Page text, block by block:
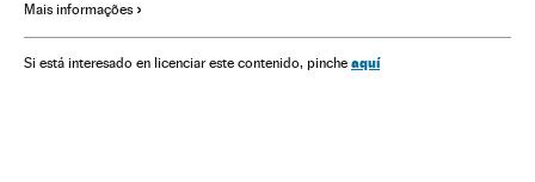
América Latina
Economia América Delitos Sociedade Justiça
Mais informações
Si está interesado en licenciar este contenido, pinche aquí